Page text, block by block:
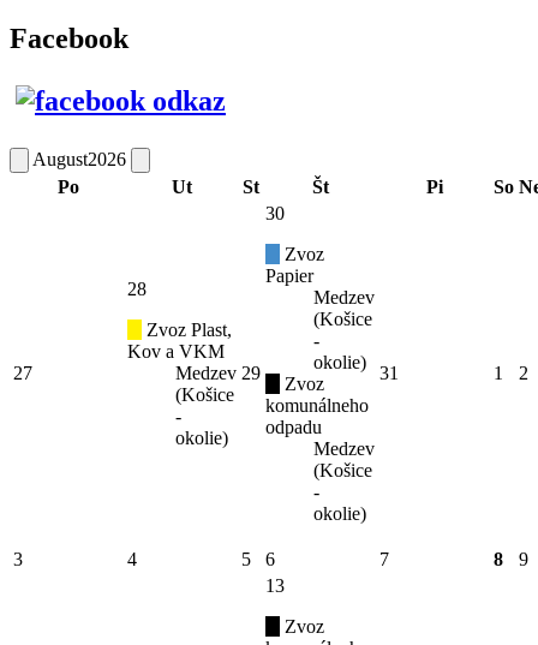
Facebook
August2026
Po
Ut St Št Pi So
27
28
Zvoz Plast,
Kov a VKM
Medzev
(Košice
-
okolie)
29
30
Zvoz
Papier
Medzev
(Košice
-
okolie)
Zvoz
komunálneho
odpadu
Medzev
(Košice
-
okolie)
31 1 2
3 4 5 6 7 8
9
13
Zvoz